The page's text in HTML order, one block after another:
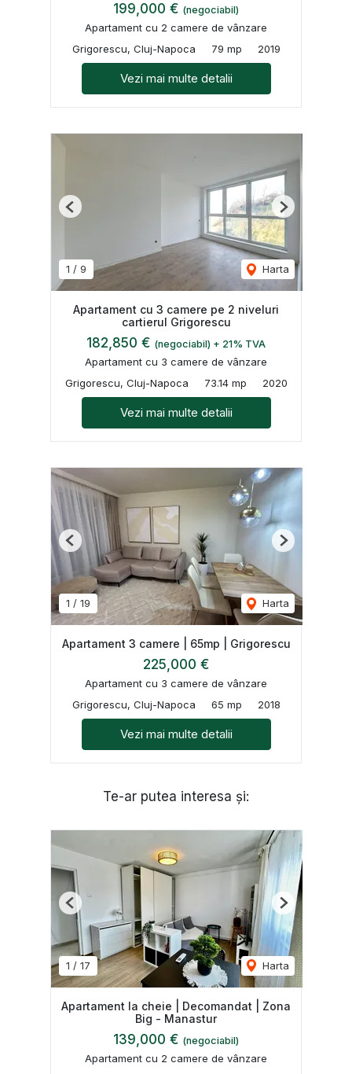
199,000 € (negociabil)
Apartament cu 2 camere de vânzare
Grigorescu, Cluj-Napoca
79 mp 2019
Vezi mai multe detalii
1 / 9 Harta
Previous Next
Apartament cu 3 camere pe 2 niveluri
cartierul Grigorescu
182,850 € (negociabil) + 21% TVA
Apartament cu 3 camere de vânzare
Grigorescu, Cluj-Napoca
73.14 mp 2020
Vezi mai multe detalii
1 / 19 Harta
Previous Next
Apartament 3 camere | 65mp | Grigorescu
225,000 €
Apartament cu 3 camere de vânzare
Grigorescu, Cluj-Napoca
65 mp 2018
Vezi mai multe detalii
Te-ar putea interesa și:
1 / 17 Harta
Previous Next
Apartament la cheie | Decomandat | Zona
Big - Manastur
139,000 € (negociabil)
Apartament cu 2 camere de vânzare